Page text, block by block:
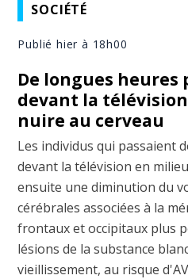
SOCIÉTÉ
Publié hier à 18h00
De longues heures
devant la
nuire au cerveau
Les individus qui passaient
devant la télévision en
ensuite une diminution du
cérébrales associées à la
frontaux et occipitaux plus
lésions de la substance
vieillissement, au risque